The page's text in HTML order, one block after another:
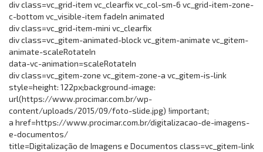
div class=vc_grid-item vc_clearfix vc_col-sm-6 vc_grid-item-zone-
c-bottom vc_visible-item fadeIn animated
div class=vc_grid-item-mini vc_clearfix
div class=vc_gitem-animated-block vc_gitem-animate vc_gitem-
animate-scaleRotateIn
data-vc-animation=scaleRotateIn
div class=vc_gitem-zone vc_gitem-zone-a vc_gitem-is-link
style=height: 122px;background-image:
url(https://www.procimar.com.br/wp-
content/uploads/2015/09/foto-slide.jpg) !important;
a href=https://www.procimar.com.br/digitalizacao-de-imagens-
e-documentos/
title=Digitalização de Imagens e Documentos class=vc_gitem-link